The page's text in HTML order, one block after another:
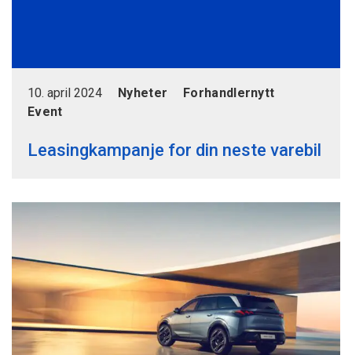
10. april 2024 Nyheter
Forhandlernytt
Event
Leasingkampanje for din neste varebil